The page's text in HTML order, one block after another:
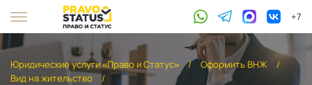
+7
Юридические услуги «Право и Статус» / Оформить ВНЖ
/
Вид на жительство
/